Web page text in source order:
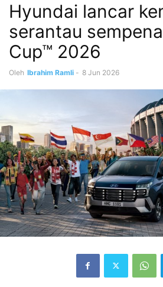
Hyundai lancar
serantau
Cup™ 2026
Oleh Ibrahim Ramli - 8 Jun 2026